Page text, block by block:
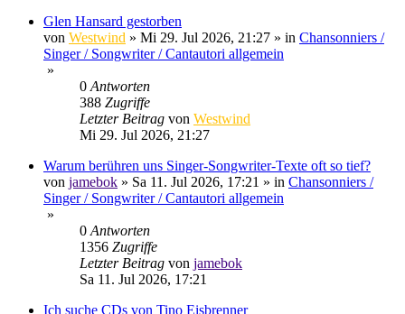
Glen Hansard gestorben
von Westwind » Mi 29. Jul 2026, 21:27 » in Chansonniers /
Singer / Songwriter / Cantautori allgemein
»
0Antworten
388 Zugriffe
Letzter Beitrag von Westwind
Mi 29. Jul 2026, 21:27
Warum berühren uns Singer-Songwriter-Texte oft so tief?
von jamebok » Sa 11. Jul 2026, 17:21 » in Chansonniers /
Singer / Songwriter / Cantautori allgemein
»
0Antworten
1356 Zugriffe
Letzter Beitrag von jamebok
Sa 11. Jul 2026, 17:21
Ich suche CDs von Tino Eisbrenner